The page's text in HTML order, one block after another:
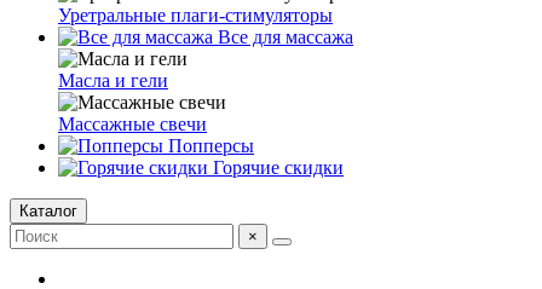
Уретральные плаги-стимуляторы
Все для массажа
Масла и гели
Массажные свечи
Попперсы
Горячие скидки
Каталог
×